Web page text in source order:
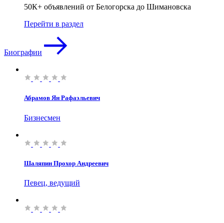
50К+ объявлений от Белогорска до Шимановска
Перейти в раздел
Биографии
Абрамов Ян Рафаэльевич
Бизнесмен
Шаляпин Прохор Андреевич
Певец, ведущий